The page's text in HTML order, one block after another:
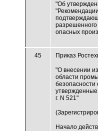
"Об
разрешенного
опасных
45 Приказ
"О внесении
области
безопасности
утвержденные
г. N 521"
Начало